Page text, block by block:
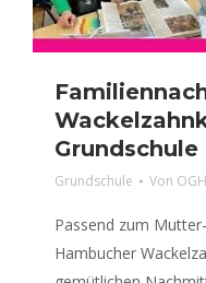
Grundschule Von
Passend zum
Hambucher